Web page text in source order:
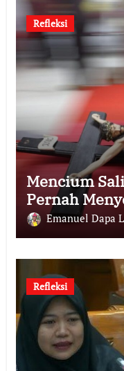
Refleksi
Mencium
Pernah
Emanuel Dapa
Refleksi